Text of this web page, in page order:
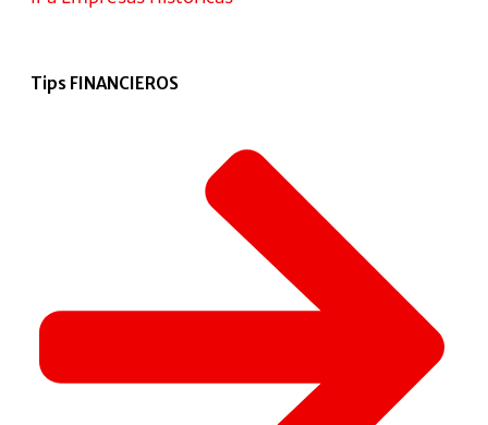
Tips FINANCIEROS